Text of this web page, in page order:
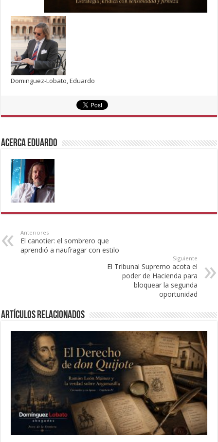
Dominguez-Lobato, Eduardo
Acerca eduardo
Anteriores
El canotier: el sombrero que
aprendió a naufragar con estilo
Siguiente
El Tribunal Supremo acota el
poder de Hacienda para
bloquear la segunda
oportunidad
Artículos Relacionados